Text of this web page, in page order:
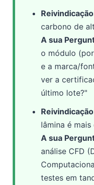
carbono de
A sua
o módulo
e a marca/
ver a
último lote?"
lâmina é mais
A sua
análise CFD
testes em